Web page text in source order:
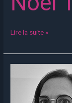
Lire la suite »